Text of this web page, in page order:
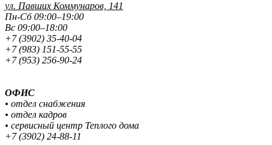
ул. Павших Коммунаров, 141
Пн-Сб 09:00–19:00
Вс 09:00–18:00
+7 (3902) 35-40-04
+7 (983) 151-55-55
+7 (953) 256-90-24
ОФИС
• отдел снабжения
• отдел кадров
• сервисный центр Теплого дома
+7 (3902) 24-88-11